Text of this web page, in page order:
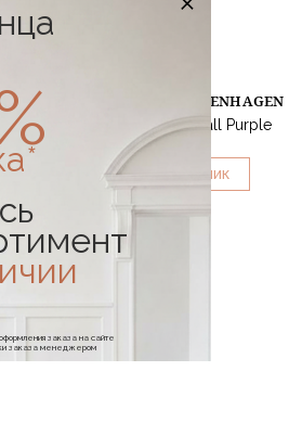
NORMANN COPENHAGEN
Пуф Circus Small Purple
88 624 ₽
КУПИТЬ В КЛИК
заказа на сайте
заказа менеджером